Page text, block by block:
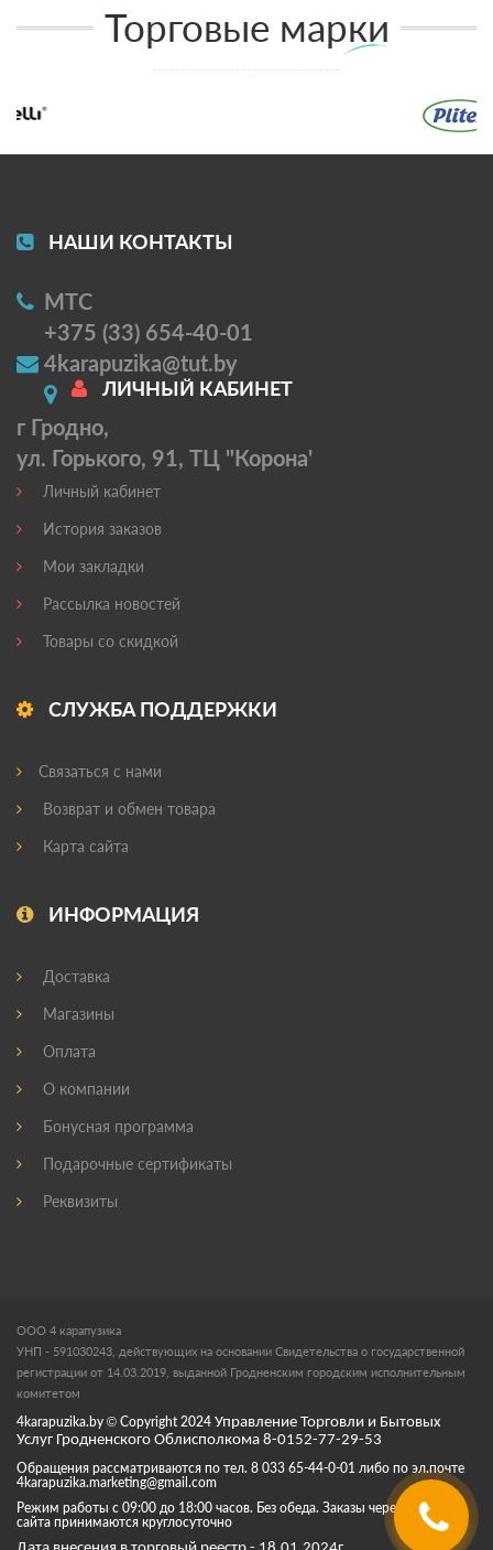
Торговые марки
НАШИ КОНТАКТЫ
МТС
+375 (33) 654-40-01
4karapuzika@tut.by
г Гродно,
ул. Горького, 91, ТЦ "Корона'
ЛИЧНЫЙ КАБИНЕТ
Личный кабинет
История заказов
Мои закладки
Рассылка новостей
Товары со скидкой
СЛУЖБА ПОДДЕРЖКИ
Связаться с нами
Возврат и обмен товара
Карта сайта
ИНФОРМАЦИЯ
Доставка
Магазины
Оплата
О компании
Бонусная программа
Подарочные сертификаты
Реквизиты
ООО 4 карапузика
УНП - 591030243, действующих на основании Свидетельства о государственной
регистрации от 14.03.2019, выданной Гродненским городским исполнительным
комитетом
4karapuzika.by © Copyright 2024 Управление Торговли и Бытовых
Услуг Гродненского Облисполкома 8-0152-77-29-53
Обращения рассматриваются по тел. 8 033 65-44-0-01 либо по эл.почте
4karapuzika.marketing@gmail.com
Режим работы с 09:00 до 18:00 часов. Без обеда. Заказы через корзину
сайта принимаются круглосуточно